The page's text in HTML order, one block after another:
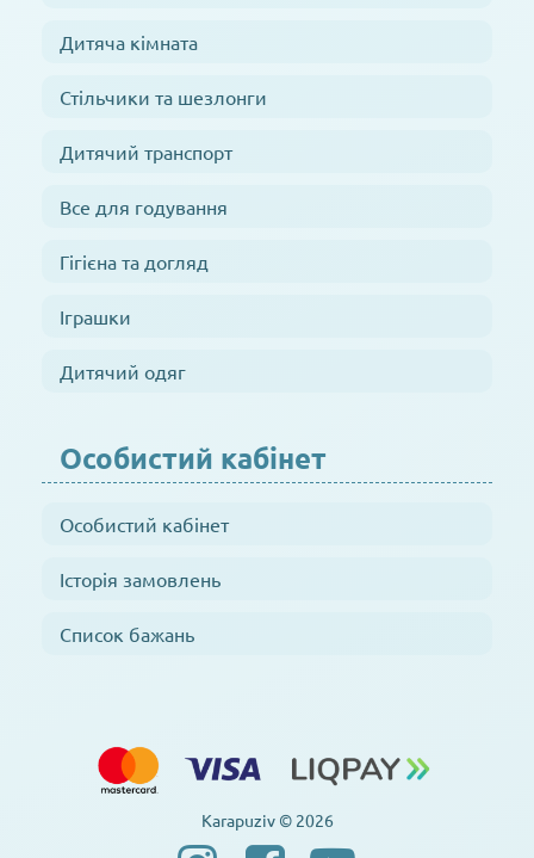
Дитяча кімната
Стільчики та шезлонги
Дитячий транспорт
Все для годування
Гігієна та догляд
Іграшки
Дитячий одяг
Особистий кабінет
Особистий кабінет
Історія замовлень
Список бажань
Karapuziv © 2026